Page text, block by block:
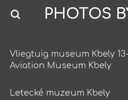
Ga
de
hoofdinhoud
PHOTOS
Vliegtuig museum Kbely
Aviation Museum Kbely
Letecké muzeum Kbely